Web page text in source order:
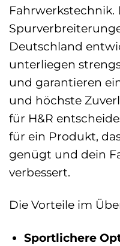
Fahrwerkstechnik.
Deutschland
unterliegen
und garantieren
und höchste
für H&R
für ein Produkt,
genügt und dein
verbessert.
Die Vorteile im
Sportlichere